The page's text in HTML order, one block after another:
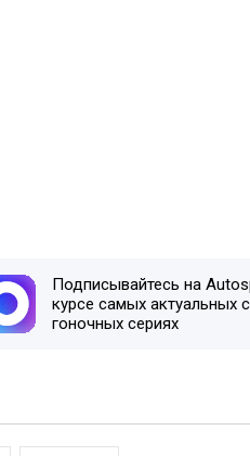
Подписывайтесь на
курсе самых актуальных
гоночных сериях